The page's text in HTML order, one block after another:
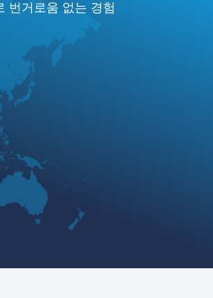
번거로움 없는 경험